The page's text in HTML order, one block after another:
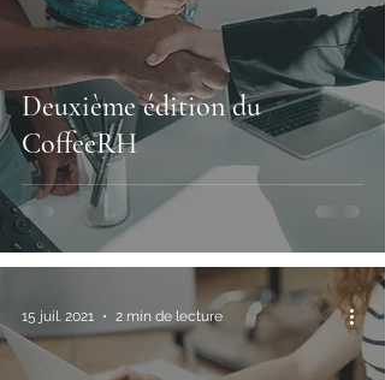
Deuxième édition du
CoffeeRH
15 juil. 2021 2 min de lecture